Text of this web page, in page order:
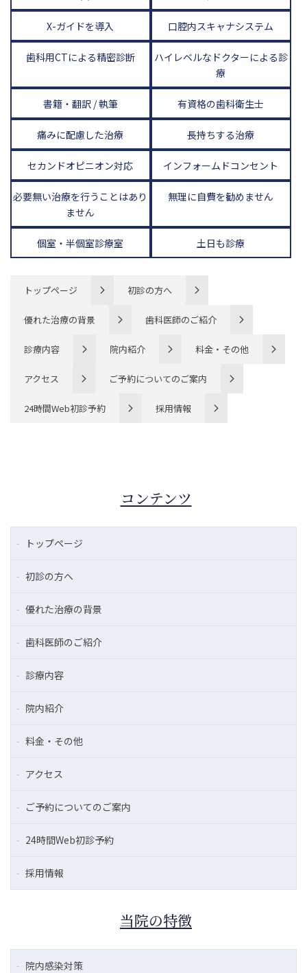
X-ガイドを導入 口腔内スキャナシステム
歯科用CTによる精密診断
ハイレベルなドクターによる診
療
書籍・翻訳 / 執筆 有資格の歯科衛生士
痛みに配慮した治療 長持ちする治療
セカンドオピニオン対応 インフォームドコンセント
必要無い治療を行うことはあり
ません
無理に自費を勧めません
個室・半個室診療室 土日も診療
トップページ 初診の方へ
優れた治療の背景 歯科医師のご紹介
診療内容 院内紹介 料金・その他
アクセス ご予約についてのご案内
24時間Web初診予約 採用情報
コンテンツ
トップページ
初診の方へ
優れた治療の背景
歯科医師のご紹介
診療内容
院内紹介
料金・その他
アクセス
ご予約についてのご案内
24時間Web初診予約
採用情報
当院の特徴
院内感染対策